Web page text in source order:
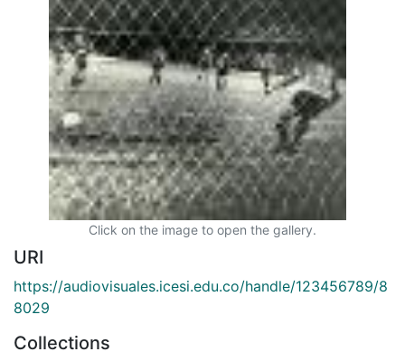
Click on the image to open the gallery.
URI
https://audiovisuales.icesi.edu.co/handle/123456789/8
8029
Collections